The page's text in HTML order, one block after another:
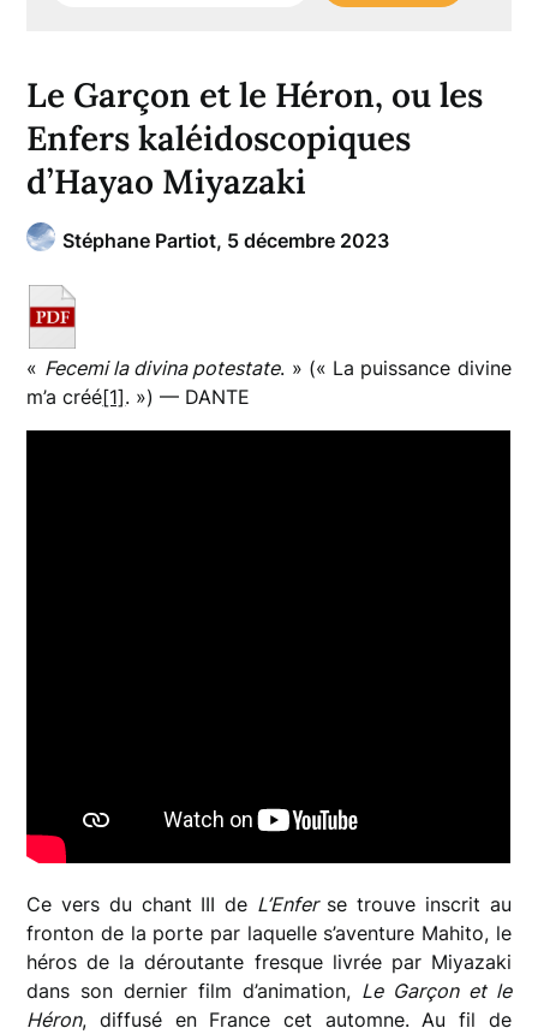
Le Garçon et le Héron, ou les
Enfers kaléidoscopiques
d’Hayao Miyazaki
Stéphane Partiot, 5 décembre 2023
« Fecemi la divina potestate. » (« La puissance divine
m’a créé[1]. ») — DANTE
Ce vers du chant III de L’Enferse trouve inscrit au
fronton de la porte par laquelle s’aventure Mahito, le
héros de la déroutante fresque livrée par Miyazaki
dans son dernier film d’animation, Le Garçon et le
Héron, diffusé en France cet automne. Au fil de